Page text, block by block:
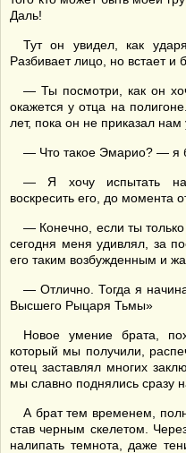
Даль!
Тут он увидел, как
Разбивает лицо, но встает и
— Ты посмотри, как он
окажется у отца на
лет, пока он не приказал нам
— Что такое Эмарио? — я
— Я хочу испытать
воскресить его, до момента
— Конечно, если ты
сегодня меня удивлял, за
его таким возбужденным и
— Отлично. Тогда я
Высшего Рыцаря Тьмы»
Новое умение брата,
который мы получили,
отец заставлял многих
мы славно поднялись сразу
А брат тем временем,
став черным скелетом.
налипать темнота, даже